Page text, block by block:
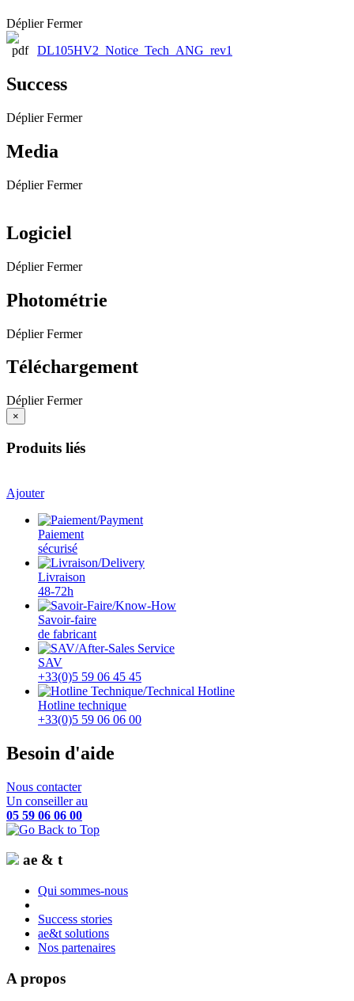
Déplier Fermer
DL105HV2_Notice_Tech_ANG_rev1
Success
Déplier Fermer
Media
Déplier Fermer
Logiciel
Déplier Fermer
Photométrie
Déplier Fermer
Téléchargement
Déplier Fermer
×
Produits liés
Ajouter
Paiement
sécurisé
Livraison
48-72h
Savoir-faire
de fabricant
SAV
+33(0)5 59 06 45 45
Hotline technique
+33(0)5 59 06 06 00
Besoin d'aide
Nous contacter
Un conseiller au
05 59 06 06 00
ae & t
Qui sommes-nous
Success stories
ae&t solutions
Nos partenaires
A propos